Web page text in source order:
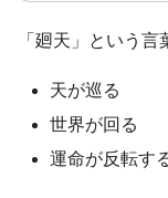
「廻天」という言
天が巡る
世界が回る
運命が反転す